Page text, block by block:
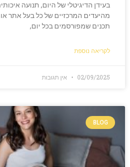
בעידן הדיגיטלי של היום, תנועה
מהיעדים המרכזיים של כל בעל אתר
תכנים שמפורסמים בכל יום,
לקריאה נוספת
02/09/2025 אין תגובות
BLOG